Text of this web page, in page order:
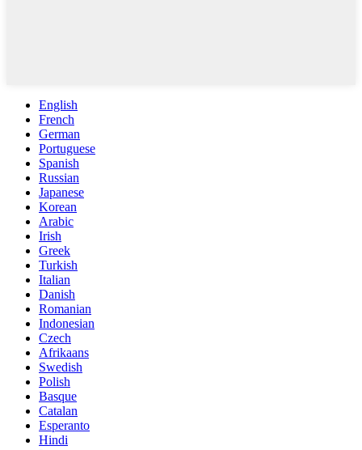
English
French
German
Portuguese
Spanish
Russian
Japanese
Korean
Arabic
Irish
Greek
Turkish
Italian
Danish
Romanian
Indonesian
Czech
Afrikaans
Swedish
Polish
Basque
Catalan
Esperanto
Hindi